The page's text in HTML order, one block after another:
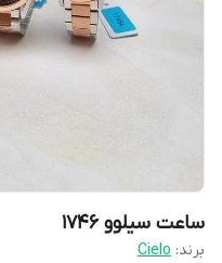
ساعت سیلوو 1746
برند: Cielo